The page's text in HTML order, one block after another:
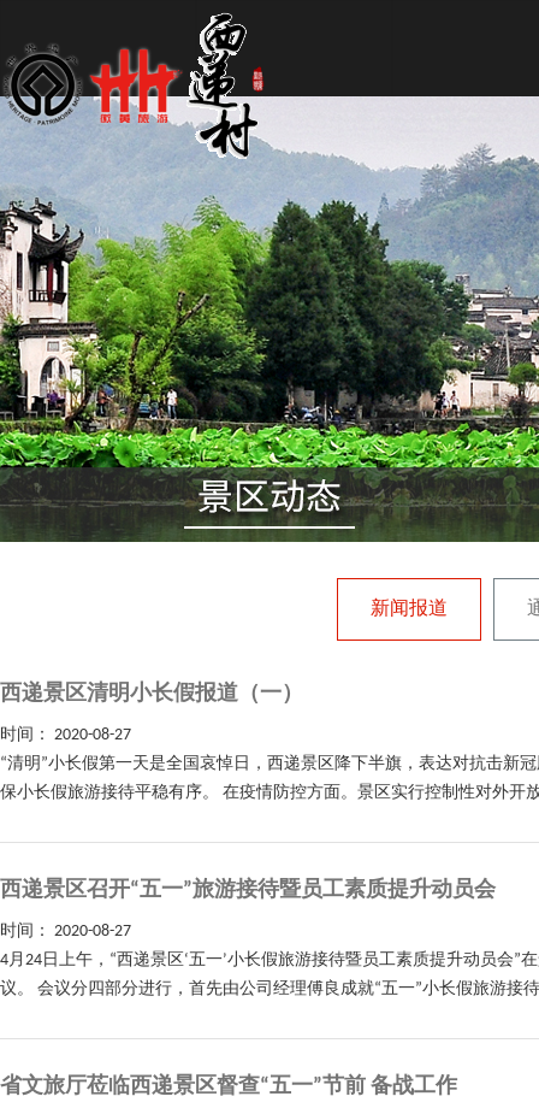
新闻报道
西递景区清明小长假报道（一）
时间： 2020-08-27
“清明”小长假第一天是全国哀悼日，西递景区降下半旗，表达对抗击新
保小长假旅游接待平稳有序。 在疫情防控方面。景区实行控制性对外开
西递景区召开“五一”旅游接待暨员工素质提升动员会
时间： 2020-08-27
4月24日上午，“西递景区‘五一’小长假旅游接待暨员工素质提升动员会
议。 会议分四部分进行，首先由公司经理傅良成就“五一”小长假旅游接
省文旅厅莅临西递景区督查“五一”节前 备战工作